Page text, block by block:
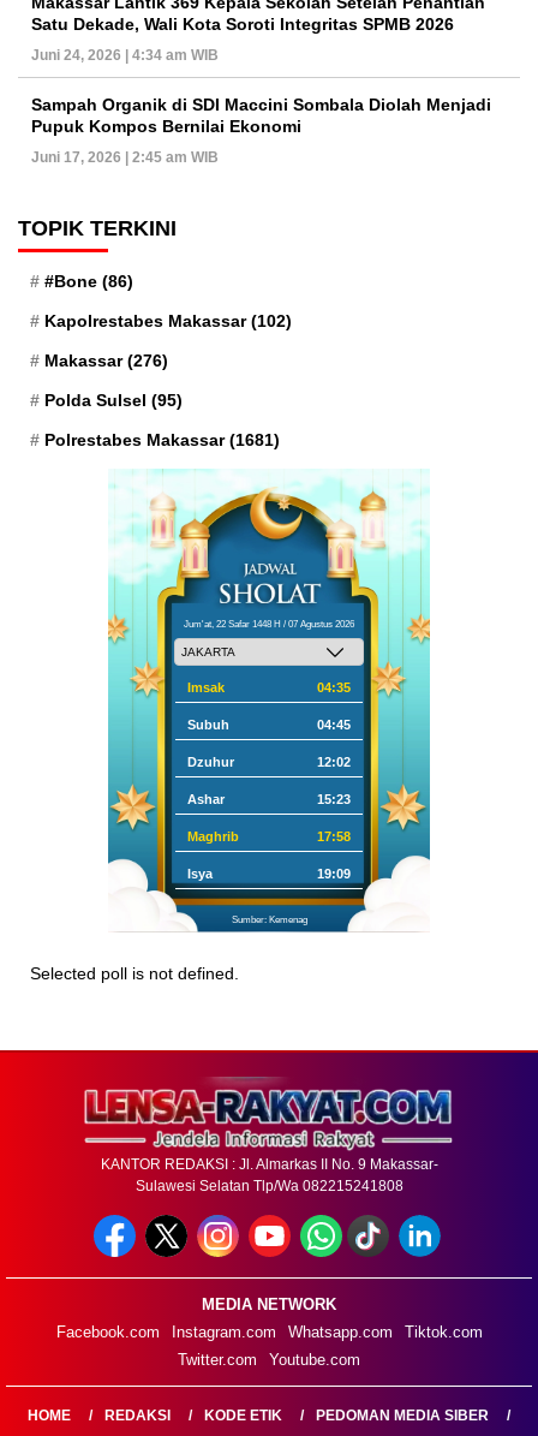
Satu Dekade, Wali Kota Soroti Integritas SPMB 2026
Juni 24, 2026 | 4:34 am WIB
Sampah Organik di SDI Maccini Sombala Diolah Menjadi
Pupuk Kompos Bernilai Ekonomi
Juni 17, 2026 | 2:45 am WIB
TOPIK TERKINI
#Bone (86)
Kapolrestabes Makassar(102)
Makassar(276)
Polda Sulsel (95)
Polrestabes Makassar(1681)
Jum'at, 22 Safar 1448 H / 07 Agustus 2026
Imsak 04:35
Subuh 04:45
Dzuhur 12:02
Ashar 15:23
Maghrib 17:58
Isya 19:09
Sumber: Kemenag
Selected poll is not defined.
KANTOR REDAKSI : Jl. Almarkas II No. 9 Makassar-
Sulawesi Selatan Tlp/Wa 082215241808
MEDIA NETWORK
Facebook.com
Instagram.com Whatsapp.com
Tiktok.com
Twitter.com
Youtube.com
HOME REDAKSI KODE ETIK PEDOMAN MEDIA SIBER